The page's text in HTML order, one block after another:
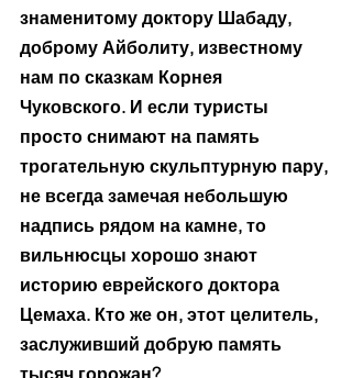
знаменитому доктору Шабаду,
доброму Айболиту, известному
нам по сказкам Корнея
Чуковского. И если туристы
просто снимают на память
трогательную скульптурную пару,
не всегда замечая небольшую
надпись рядом на камне, то
вильнюсцы хорошо знают
историю еврейского доктора
Цемаха. Кто же он, этот целитель,
заслуживший добрую память
тысяч горожан?